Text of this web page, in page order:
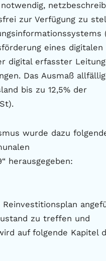
zur Verfügung zu
eines digitalen
digital erfasster
Das Ausmaß
bis zu 12,5% der
wurde dazu
herausgegeben:
zu treffen und
auf folgende Kapitel